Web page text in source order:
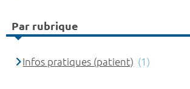
Par rubrique
Infos pratiques (patient) (1)